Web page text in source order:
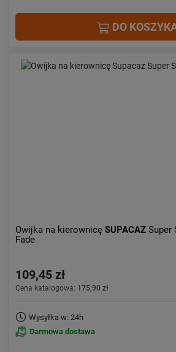
DO
Owijka na kierownicę SUPACAZ Super
Fade
109,45 zł
Cena katalogowa: 175,90 zł
Wysyłka w: 24h
Darmowa dostawa